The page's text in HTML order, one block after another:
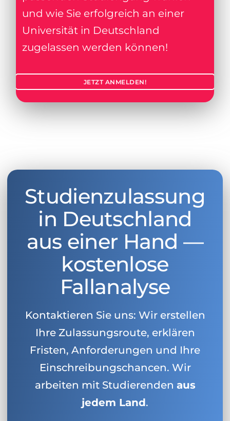
und wie Sie erfolgreich an einer
Universität in Deutschland
zugelassen werden können!
JETZT ANMELDEN!
Studienzulassung
in Deutschland
aus einer Hand —
kostenlose
Fallanalyse
Kontaktieren Sie uns: Wir erstellen
Ihre Zulassungsroute, erklären
Fristen, Anforderungen und Ihre
Einschreibungschancen. Wir
arbeiten mit Studierenden aus
jedem Land.